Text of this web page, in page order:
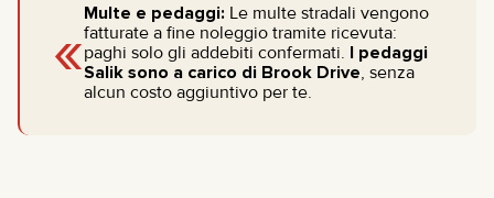
«Multe e pedaggi: Le multe stradali vengono
fatturate a fine noleggio tramite ricevuta:
paghi solo gli addebiti confermati. I pedaggi
Salik sono a carico di Brook Drive, senza
alcun costo aggiuntivo per te.